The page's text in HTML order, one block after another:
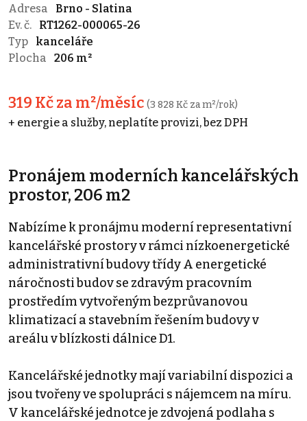
Adresa
Brno - Slatina
Ev. č.
RT1262-000065-26
Typ
kanceláře
Plocha
206 m²
319 Kč za m²/měsíc (3 828 Kč za m²/rok)
+ energie a služby, neplatíte provizi, bez DPH
Pronájem moderních kancelářských
prostor, 206 m2
Nabízíme k pronájmu moderní representativní
kancelářské prostory v rámci nízkoenergetické
administrativní budovy třídy A energetické
náročnosti budov se zdravým pracovním
prostředím vytvořeným bezprůvanovou
klimatizací a stavebním řešením budovy v
areálu v blízkosti dálnice D1.
Kancelářské jednotky mají variabilní dispozici a
jsou tvořeny ve spolupráci s nájemcem na míru.
V kancelářské jednotce je zdvojená podlaha s